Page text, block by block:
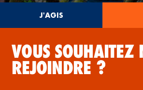
J'AGIS
VOUS SOUHAITEZ
REJOINDRE ?